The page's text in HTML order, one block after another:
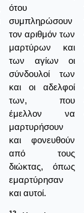
ότου
συμπληρώσουν
τον αριθμόν των
μαρτύρων και
των αγίων οι
σύνδουλοί των
και οι αδελφοί
των, που
έμελλον να
μαρτυρήσουν
και φονευθούν
από τους
διώκτας, όπως
εμαρτύρησαν
και αυτοί.